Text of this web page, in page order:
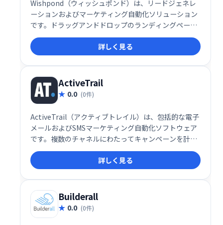
Wishpond（ウィッシュポンド）は、リードジェネレ
ーションおよびマーケティング自動化ソリューション
です。ドラッグアンドドロップのランディングページ
エディター、ソーシャルコンテスト、ポップアップ、
フォームを備えたWishpondは、ウェブサイトと電子
メール購読者のエンゲージメントのためのツールを備
えています。
詳しく見る
ActiveTrail
0.0 (0件)
ActiveTrail（アクティブトレイル）は、包括的な電子
メールおよびSMSマーケティング自動化ソフトウェア
です。複数のチャネルにわたってキャンペーンを計
画、作成、展開するためのプラットフォームを企業に
提供します。洗練された最新のツールを使用して、マ
ーケティングを管理しやすく簡単にします。
詳しく見る
Builderall
0.0 (0件)